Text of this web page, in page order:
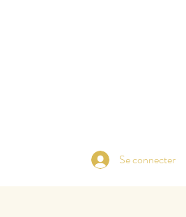
Se connecter